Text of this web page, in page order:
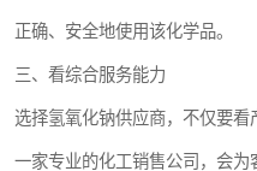
正确、安全地使用该化学品。
三、看综合服务能力
选择氢氧化钠供应商，不仅要看
一家专业的化工销售公司，会